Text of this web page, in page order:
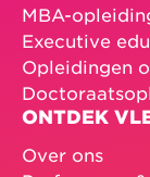
MBA-
Executive
Opleidingen
ONTDEK
Over ons